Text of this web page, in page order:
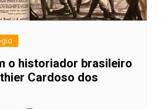
o historiador brasileiro
Cardoso dos